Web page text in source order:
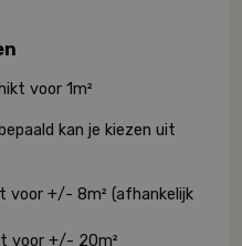
voor 1m²
kan je kiezen uit
voor +/- 8m² (afhankelijk
voor +/- 20m²